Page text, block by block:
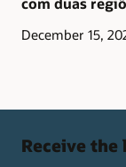
December 15,
Receive